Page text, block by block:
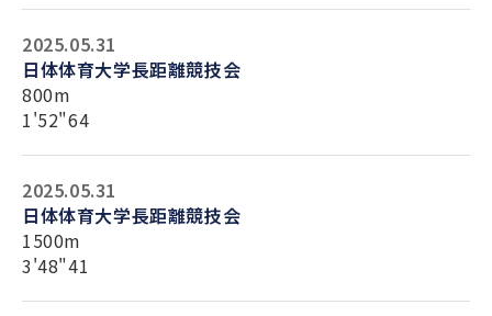
2025.05.31
日体体育大学長距離競技会
800m
1'52"64
2025.05.31
日体体育大学長距離競技会
1500m
3'48"41